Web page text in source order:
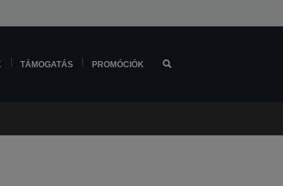
TÁMOGATÁS PROMÓCIÓK